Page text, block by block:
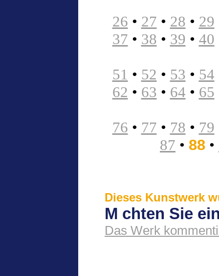
26 • 27 • 28 • 29
37 • 38 • 39 • 40
51 • 52 • 53 • 54
62 • 63 • 64 • 65
76 • 77 • 78 • 79
87 • 88 •
Dieses Kunstwerk
M chten Sie
Das Werk